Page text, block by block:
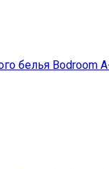
белья Bodroom